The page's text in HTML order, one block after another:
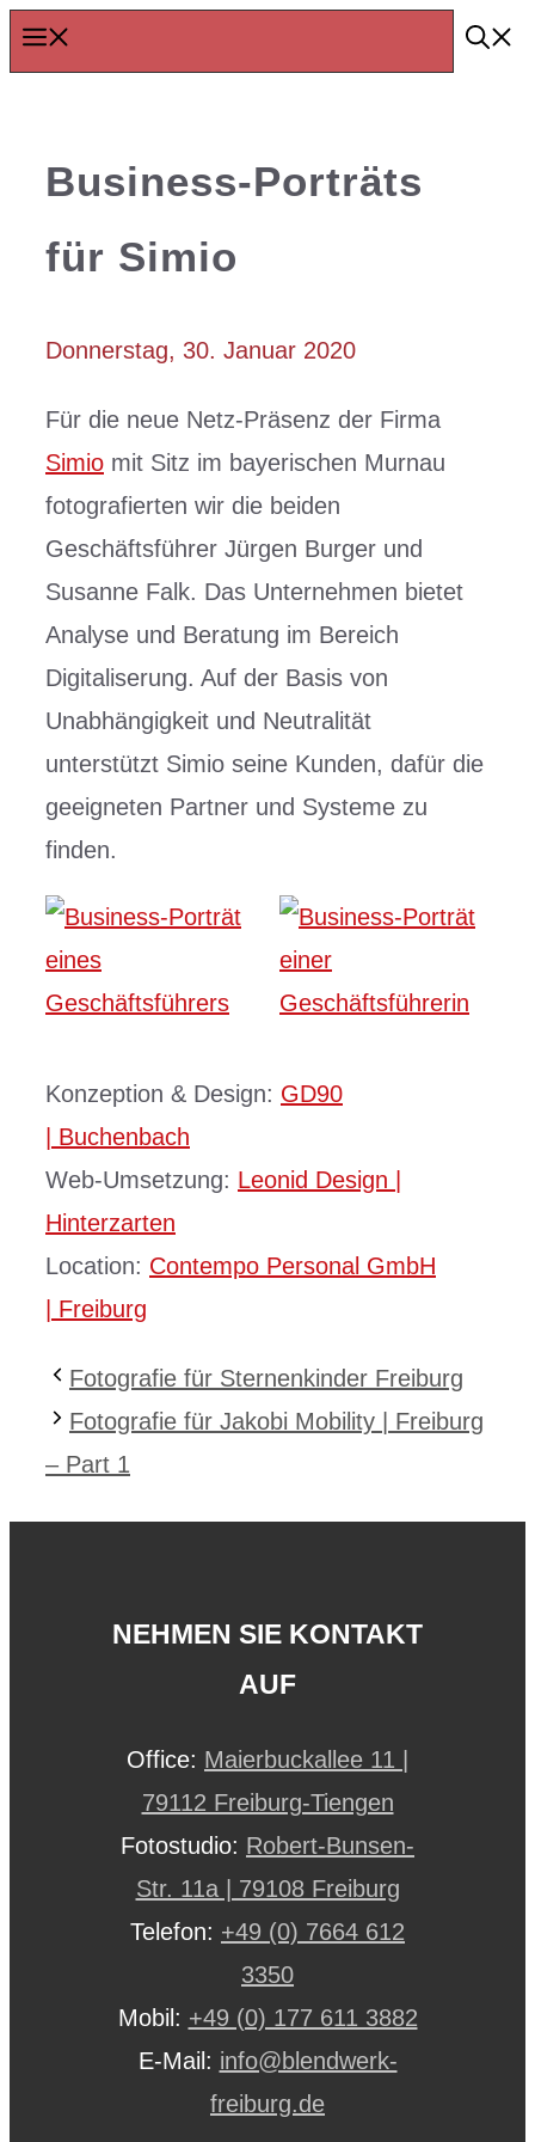
Zum
Inhalt
Business-Porträts
für Simio
Donnerstag, 30. Januar 2020
Für die neue Netz-Präsenz der Firma
Simio mit Sitz im bayerischen Murnau
fotografierten wir die beiden
Geschäftsführer Jürgen Burger und
Susanne Falk. Das Unternehmen bietet
Analyse und Beratung im Bereich
Digitaliserung. Auf der Basis von
Unabhängigkeit und Neutralität
unterstützt Simio seine Kunden, dafür die
geeigneten Partner und Systeme zu
finden.
Konzeption & Design: GD90
| Buchenbach
Web-Umsetzung: Leonid Design |
Hinterzarten
Location: Contempo Personal GmbH
| Freiburg
Fotografie für Sternenkinder Freiburg
Fotografie für Jakobi Mobility | Freiburg
– Part 1
NEHMEN SIE KONTAKT
AUF
Office: Maierbuckallee 11 |
79112 Freiburg-Tiengen
Fotostudio: Robert-Bunsen-
Str. 11a | 79108 Freiburg
Telefon: +49 (0) 7664 612
3350
Mobil: +49 (0) 177 611 3882
E-Mail: info@blendwerk-
freiburg.de